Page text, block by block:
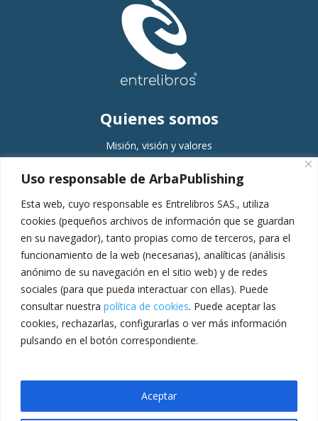
Uso responsable de ArbaPublishing
Esta web, cuyo responsable es Entrelibros SAS., utiliza
cookies (pequeños archivos de información que se guardan
en su navegador), tanto propias como de terceros, para el
funcionamiento de la web (necesarias), analíticas (análisis
anónimo de su navegación en el sitio web) y de redes
sociales (para que pueda interactuar con ellas). Puede
consultar nuestra política de cookies. Puede aceptar las
cookies, rechazarlas, configurarlas o ver más información
pulsando en el botón correspondiente.
Aceptar
Quienes somos
Misión, visión y valores
Equipo
Servicios
Planeación
Gestión
Producción
Pospublicación
Escuela de formación